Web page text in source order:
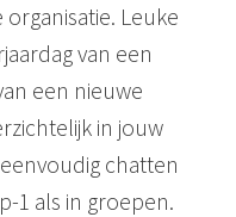
Leuke
van een
een nieuwe
in jouw
chatten
1 als in groepen.